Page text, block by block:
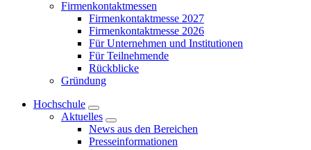
Firmenkontaktmessen
Firmenkontaktmesse 2027
Firmenkontaktmesse 2026
Für Unternehmen und Institutionen
Für Teilnehmende
Rückblicke
Gründung
Hochschule
Aktuelles
News aus den Bereichen
Presseinformationen